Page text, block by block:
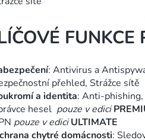
: Antivirus a
přehled, Strážce sítě
a identita: Anti-phishing,
hesel pouze v edici
pouze v ediciULTIMATE
chytré domácnosti: